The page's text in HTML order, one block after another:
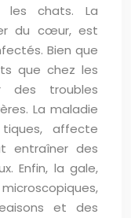
les chats. La
du cœur, est
Bien que
que chez les
des troubles
La maladie
affecte
entraîner des
Enfin, la gale,
et des